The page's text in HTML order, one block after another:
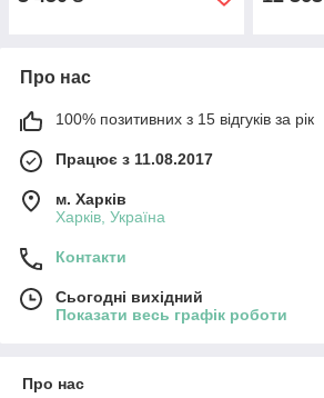
Про нас
100% позитивних з 15 відгуків за рік
Працює з 11.08.2017
м. Харків
Харків, Україна
Контакти
Сьогодні вихідний
Показати весь графік роботи
Про нас